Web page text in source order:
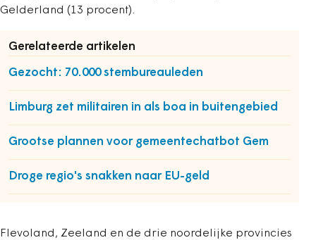
Gelderland (13 procent).
Gerelateerde artikelen
Gezocht: 70.000 stembureauleden
Limburg zet militairen in als boa in buitengebied
Grootse plannen voor gemeente­chatbot Gem
Droge regio's snakken naar EU-geld
Flevoland, Zeeland en de drie noordelijke provincies